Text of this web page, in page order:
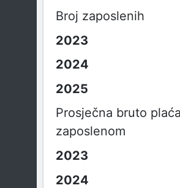
Broj zaposlenih
Prosječna bruto
zaposlenom